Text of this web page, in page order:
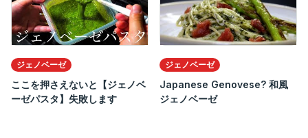
ジェノベーゼ
ここを押さえないと【ジェノベ
ーゼパスタ】失敗します
ジェノベーゼ
Japanese Genovese? 和風
ジェノベーゼ